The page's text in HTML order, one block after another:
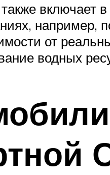
включает
например,
от
водных